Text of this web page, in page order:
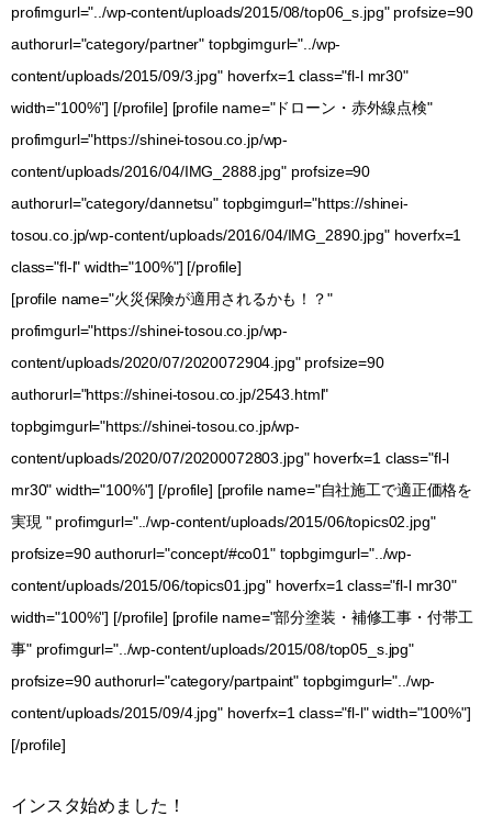
profimgurl="../wp-content/uploads/2015/08/top06_s.jpg" profsize=90
authorurl="category/partner" topbgimgurl="../wp-
content/uploads/2015/09/3.jpg" hoverfx=1 class="fl-l mr30"
width="100%"] [/profile] [profile name="ドローン・赤外線点検"
profimgurl="https://shinei-tosou.co.jp/wp-
content/uploads/2016/04/IMG_2888.jpg" profsize=90
authorurl="category/dannetsu" topbgimgurl="https://shinei-
tosou.co.jp/wp-content/uploads/2016/04/IMG_2890.jpg" hoverfx=1
class="fl-l" width="100%"] [/profile]
[profile name="火災保険が適用されるかも！？"
profimgurl="https://shinei-tosou.co.jp/wp-
content/uploads/2020/07/2020072904.jpg" profsize=90
authorurl="https://shinei-tosou.co.jp/2543.html"
topbgimgurl="https://shinei-tosou.co.jp/wp-
content/uploads/2020/07/20200072803.jpg" hoverfx=1 class="fl-l
mr30" width="100%"] [/profile] [profile name="自社施工で適正価格を
実現 " profimgurl="../wp-content/uploads/2015/06/topics02.jpg"
profsize=90 authorurl="concept/#co01" topbgimgurl="../wp-
content/uploads/2015/06/topics01.jpg" hoverfx=1 class="fl-l mr30"
width="100%"] [/profile] [profile name="部分塗装・補修工事・付帯工
事" profimgurl="../wp-content/uploads/2015/08/top05_s.jpg"
profsize=90 authorurl="category/partpaint" topbgimgurl="../wp-
content/uploads/2015/09/4.jpg" hoverfx=1 class="fl-l" width="100%"]
[/profile]
インスタ始めました！